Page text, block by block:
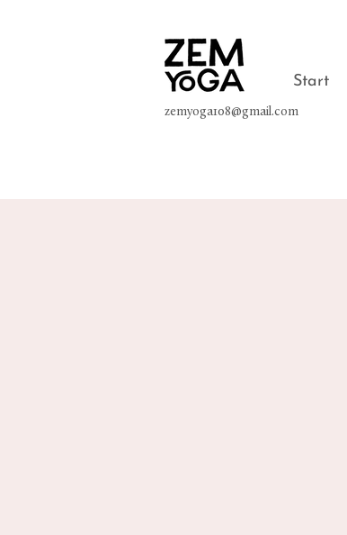
Start
zemyoga108@gmail.com